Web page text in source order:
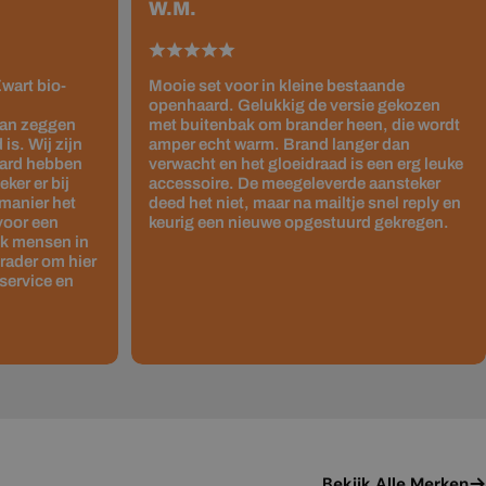
bio-
zeggen
is. Wij zijn
hebben
er bij
het
een
mensen in
om hier
en
W.M.
Mooie set voor in kleine bestaande
openhaard. Gelukkig de versie gekozen
met buitenbak om brander heen, die wordt
amper echt warm. Brand langer dan
verwacht en het gloeidraad is een erg leuke
accessoire. De meegeleverde aansteker
deed het niet, maar na mailtje snel reply en
keurig een nieuwe opgestuurd gekregen.